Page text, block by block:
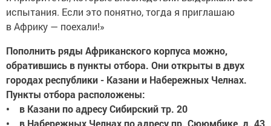
испытания. Если это понятно, тогда я приглашаю
в Африку — поехали!»
Пополнить ряды Африканского корпуса можно,
обратившись в пункты отбора. Они открыты в двух
городах республики - Казани и Набережных Челнах.
Пункты отбора расположены:
• в Казани по адресу Сибирский тр. 20
• в Набережных Челнах по адресу пр. Сююмбике, д. 43